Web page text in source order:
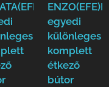
egyedi
különleges
komplett
étkező
bútor